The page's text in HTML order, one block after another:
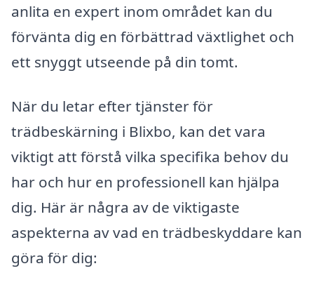
anlita en expert inom området kan du
förvänta dig en förbättrad växtlighet och
ett snyggt utseende på din tomt.
När du letar efter tjänster för
trädbeskärning i Blixbo, kan det vara
viktigt att förstå vilka specifika behov du
har och hur en professionell kan hjälpa
dig. Här är några av de viktigaste
aspekterna av vad en trädbeskyddare kan
göra för dig: